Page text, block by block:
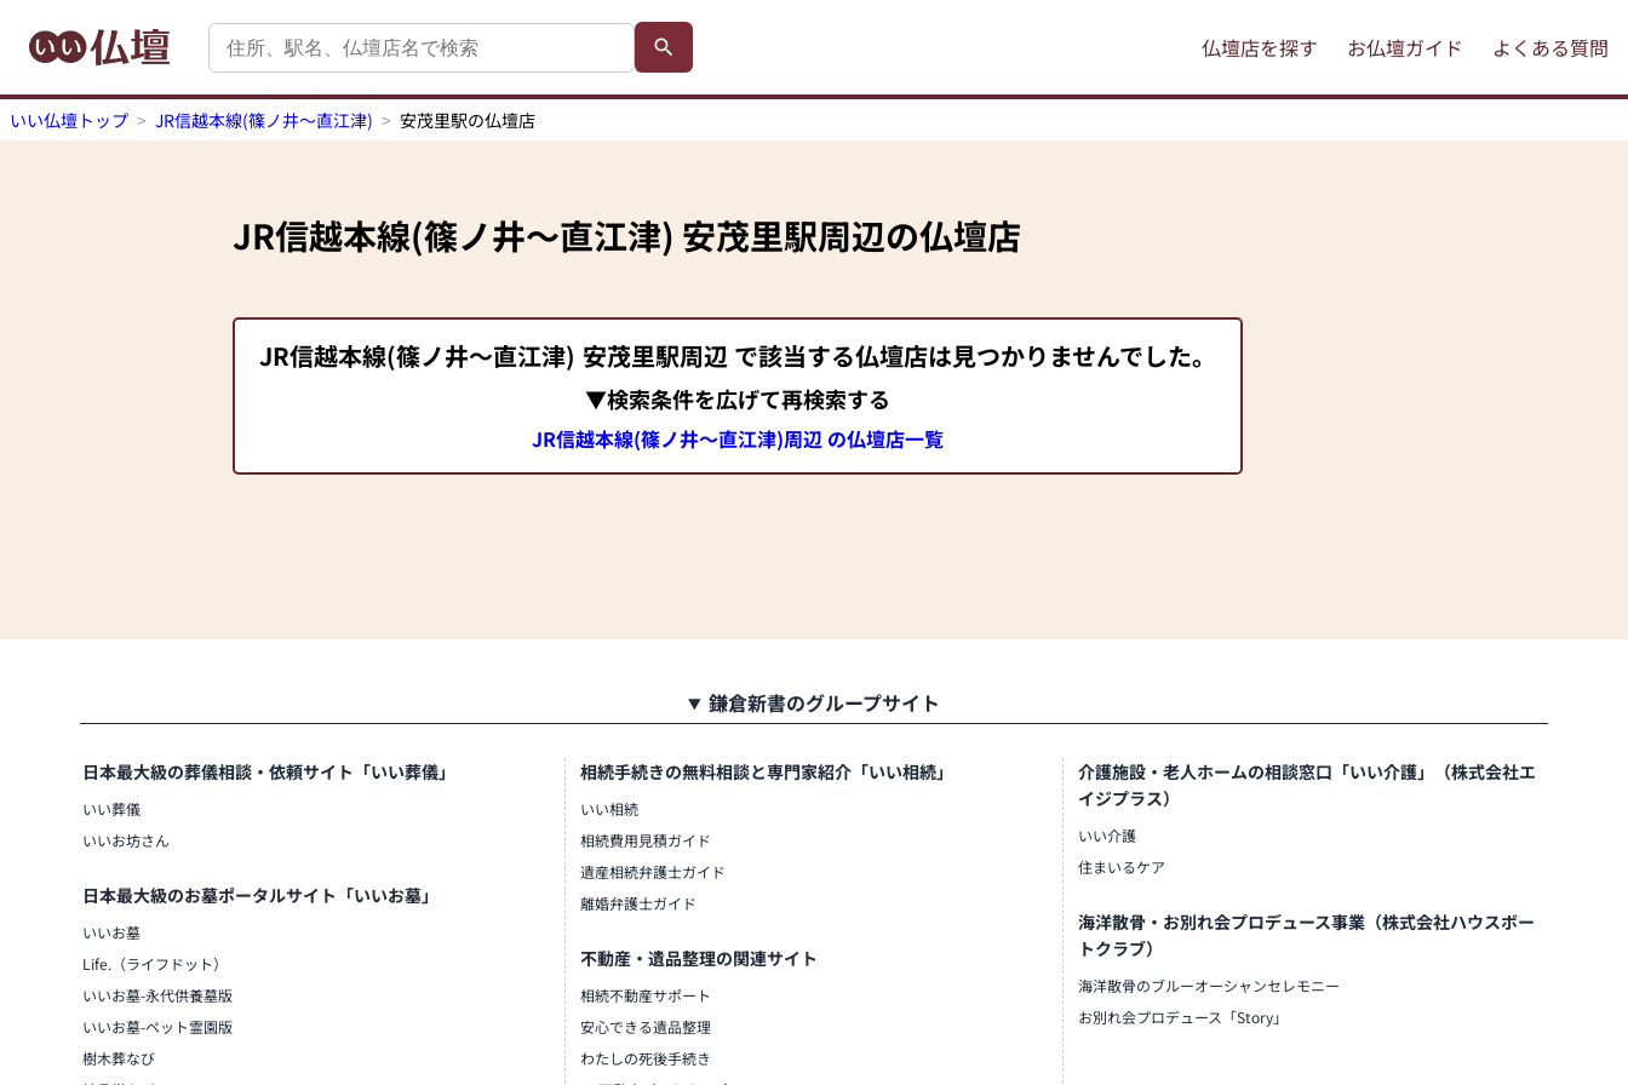
仏壇店を探す お仏壇ガイド よくある質問
いい仏壇トップ JR信越本線(篠ノ井～直江津) 安茂里駅の仏壇店
JR信越本線(篠ノ井～直江津) 安茂里駅周辺の仏壇店
JR信越本線(篠ノ井～直江津) 安茂里駅周辺 で該当する仏壇店は見つかりませんでした。
▼検索条件を広げて再検索する
JR信越本線(篠ノ井～直江津)周辺 の仏壇店一覧
鎌倉新書のグループサイト
日本最大級の葬儀相談・依頼サイト「いい葬儀」
いい葬儀
いいお坊さん
日本最大級のお墓ポータルサイト「いいお墓」
いいお墓
Life.（ライフドット）
いいお墓-永代供養墓版
いいお墓-ペット霊園版
樹木葬なび
相続手続きの無料相談と専門家紹介「いい相続」
いい相続
相続費用見積ガイド
遺産相続弁護士ガイド
離婚弁護士ガイド
不動産・遺品整理の関連サイト
相続不動産サポート
安心できる遺品整理
わたしの死後手続き
介護施設・老人ホームの相談窓口「いい介護」（株式会社エ
イジプラス）
いい介護
住まいるケア
海洋散骨・お別れ会プロデュース事業（株式会社ハウスボー
トクラブ）
海洋散骨のブルーオーシャンセレモニー
お別れ会プロデュース「Story」